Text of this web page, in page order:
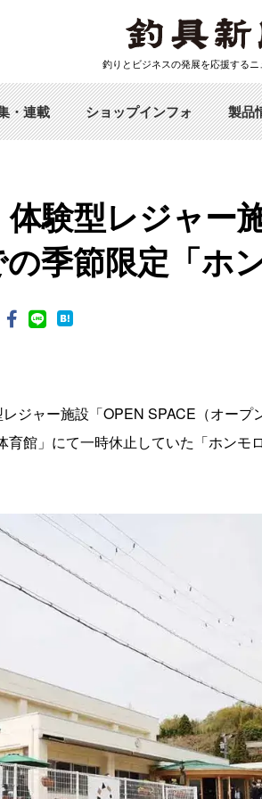
釣りとビジネスの発展を応援するニ
・連載 ショップインフォ 製品
体験型レジャー
季節限定「ホ
ジャー施設「OPEN SPACE（オープ
館」にて一時休止していた「ホンモ